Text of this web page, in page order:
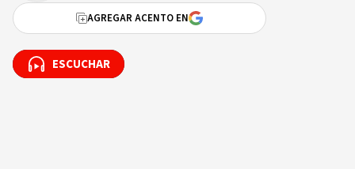
AGREGAR ACENTO EN
ESCUCHAR
ESCUCHAR